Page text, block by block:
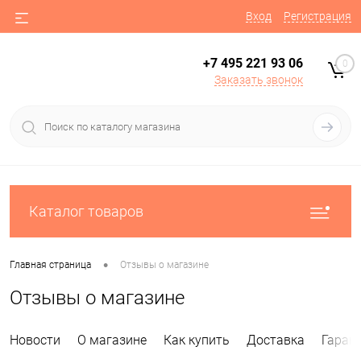
Вход Регистрация
+7 495 221 93 06
Заказать звонок
0
Каталог товаров
Главная страница • Отзывы о магазине
Отзывы о магазине
Новости О магазине Как купить Доставка